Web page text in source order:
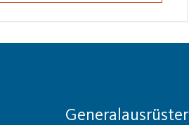
Generalausrüster